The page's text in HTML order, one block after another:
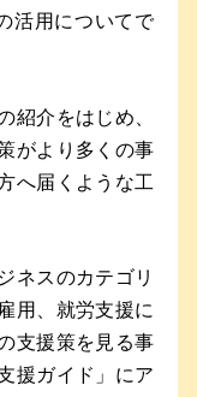
活用についてで
紹介をはじめ、
がより多くの事
へ届くような工
ネスのカテゴリ
用、就労支援に
支援策を見る事
援ガイド」にア